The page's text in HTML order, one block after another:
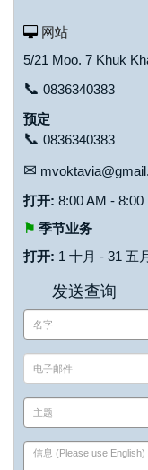
网站
5/21 Moo. 7 Khuk
📞 0836340383
预定
📞 0836340383
✉
打开: 8:00 AM - 8:00
⚑ 季节业务
打开: 1 十月 - 31 五
发送查询